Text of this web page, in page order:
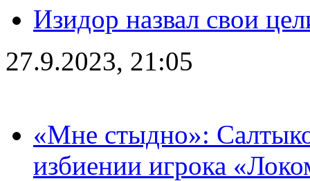
Изидор назвал свои
27.9.2023, 21:05
«Мне стыдно»:
избиении игрока